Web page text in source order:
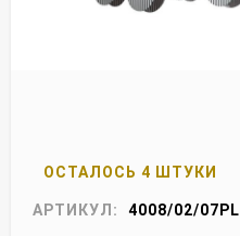
ОСТАЛОСЬ 4 ШТУКИ
АРТИКУЛ: 4008/02/07PL